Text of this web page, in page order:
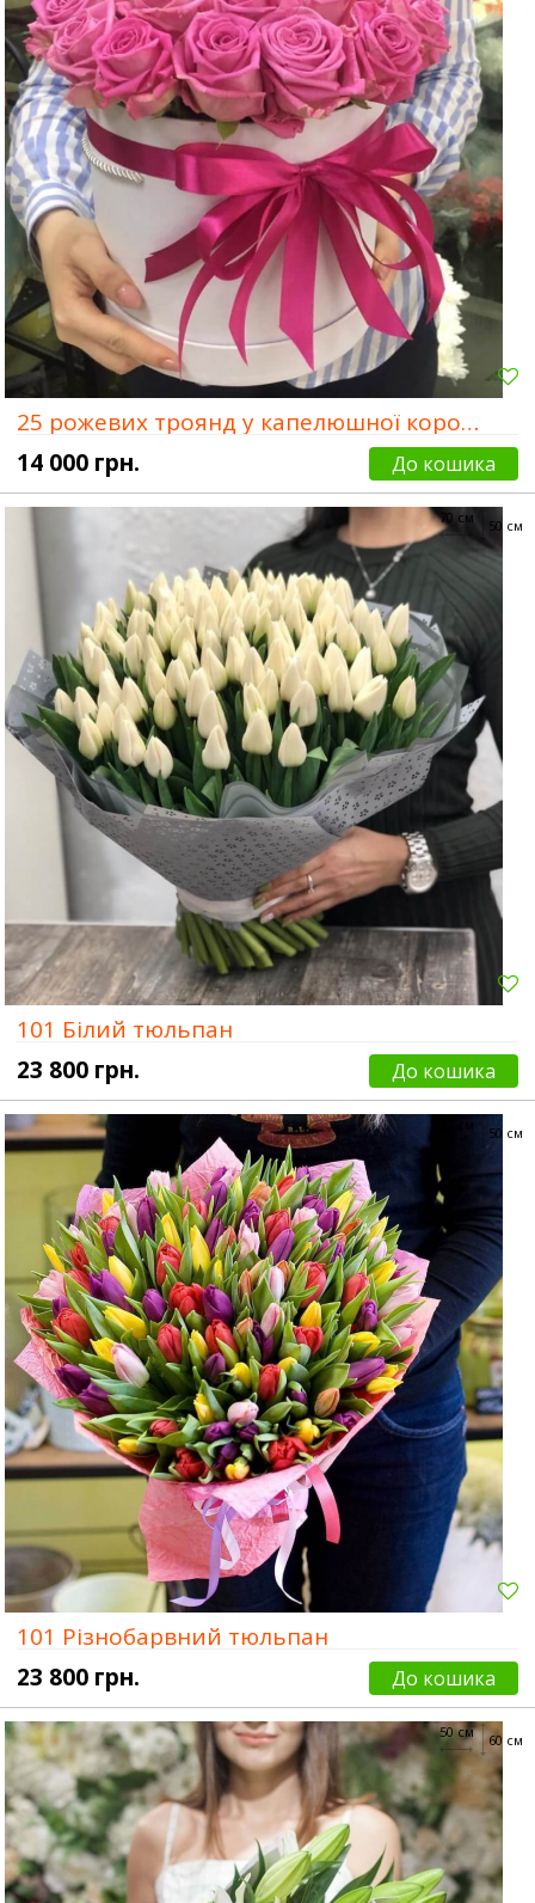
25 рожевих троянд у капелюшної коробки
14 000 грн.
До кошика
50 см
70 см
101 Білий тюльпан
23 800 грн.
До кошика
50 см
70 см
101 Різнобарвний тюльпан
23 800 грн.
До кошика
60 см
50 см